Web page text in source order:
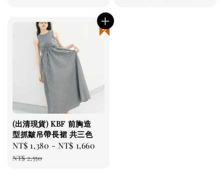
(出清現貨) KBF 前胸造
型抓皺吊帶長裙 共三色
Sale
price
NT$ 1,380 -NT$ 1,660
NT$ 2,550